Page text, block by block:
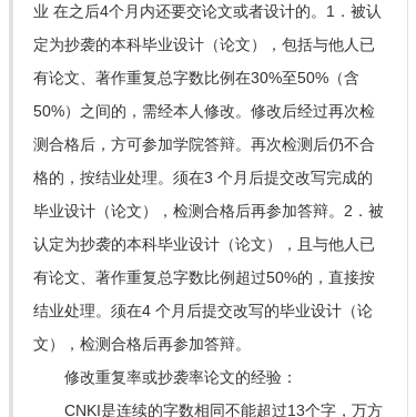
业 在之后4个月内还要交论文或者设计的。1．被认
定为抄袭的本科毕业设计（论文），包括与他人已
有论文、著作重复总字数比例在30%至50%（含
50%）之间的，需经本人修改。修改后经过再次检
测合格后，方可参加学院答辩。再次检测后仍不合
格的，按结业处理。须在3 个月后提交改写完成的
毕业设计（论文），检测合格后再参加答辩。2．被
认定为抄袭的本科毕业设计（论文），且与他人已
有论文、著作重复总字数比例超过50%的，直接按
结业处理。须在4 个月后提交改写的毕业设计（论
文），检测合格后再参加答辩。
修改重复率或抄袭率论文的经验：
CNKI是连续的字数相同不能超过13个字，万方